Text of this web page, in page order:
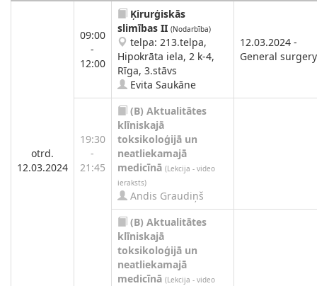
otrd.
12.03.2024
09:00
-
12:00
Ķirurģiskās
slimības II (Nodarbība)
telpa: 213.telpa,
Hipokrāta iela, 2 k-4,
Rīga, 3.stāvs
Evita Saukāne
12.03.2024 -
General
19:30
-
21:45
(B) Aktualitātes
klīniskajā
toksikoloģijā un
neatliekamajā
medicīnā (Lekcija - video
ieraksts)
Andis Graudiņš
(B) Aktualitātes
klīniskajā
toksikoloģijā un
neatliekamajā
medicīnā (Lekcija - video